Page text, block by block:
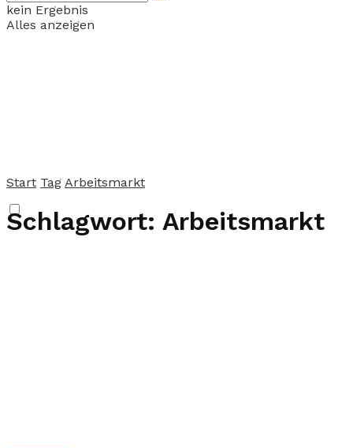
kein Ergebnis
Alles anzeigen
Start Tag Arbeitsmarkt
Schlagwort: Arbeitsmarkt